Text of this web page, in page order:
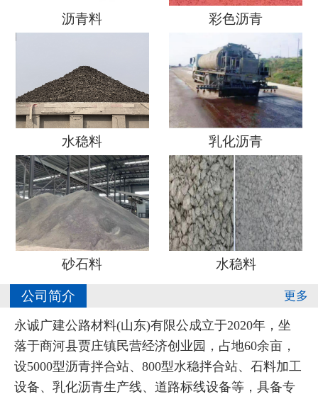
沥青料 彩色沥青
水稳料 乳化沥青
砂石料 水稳料
更多
公司简介
永诚广建公路材料(山东)有限公成立于2020年，坐
落于商河县贾庄镇民营经济创业园，占地60余亩，
设5000型沥青拌合站、800型水稳拌合站、石料加工
设备、乳化沥青生产线、道路标线设备等，具备专